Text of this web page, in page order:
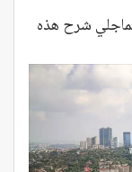
شرح هذه